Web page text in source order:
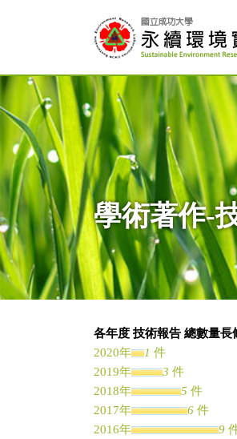
學術著作-
各年度 技術報告 總數量長
2020年
1 件
2019年
3 件
2018年
5 件
2017年
6 件
2016年
9